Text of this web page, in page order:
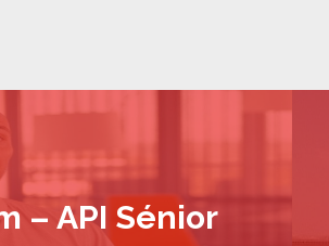
– API Sénior